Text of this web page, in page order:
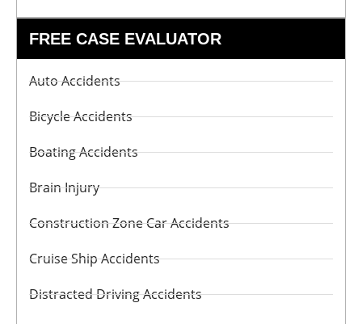
FREE CASE EVALUATOR
Auto Accidents
Bicycle Accidents
Boating Accidents
Brain Injury
Construction Zone Car Accidents
Cruise Ship Accidents
Distracted Driving Accidents